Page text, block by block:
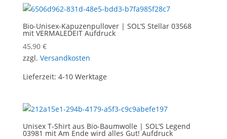
Bio-Unisex-Kapuzenpullover | SOL’S Stellar 03568
mit VERMALEDEIT Aufdruck
45,90 €
zzgl. Versandkosten
Lieferzeit: 4-10 Werktage
Unisex T-Shirt aus Bio-Baumwolle | SOL’S Legend
03981 mit Am Ende wird alles Gut! Aufdruck